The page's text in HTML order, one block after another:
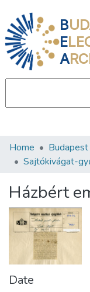
B
E
A
Communities &
Statistics
About us
Home
Sajtókivágat-
Házbért
Date